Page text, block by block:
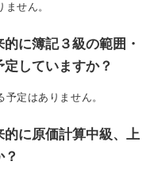
せん。
に簿記３級の範囲・
していますか？
定はありません。
に原価計算中級、上